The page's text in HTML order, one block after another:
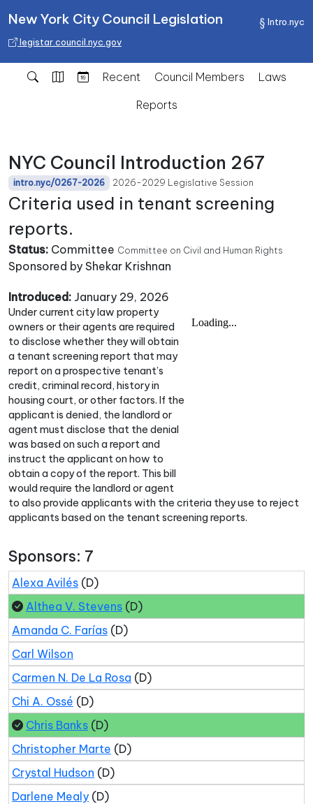
Intro.nyc
New York City Council Legislation
legistar.council.nyc.gov
Recent Council Members
Laws
Reports
NYC Council Introduction 267
intro.nyc/0267-2026 2026-2029 Legislative Session
Criteria used in tenant screening
reports.
Status: Committee Committee on Civil and Human Rights
Sponsored by Shekar Krishnan
Introduced: January 29, 2026
Under current city law property
owners or their agents are required
to disclose whether they will obtain
a tenant screening report that may
report on a prospective tenant’s
credit, criminal record, history in
housing court, or other factors. If the
applicant is denied, the landlord or
agent must disclose that the denial
was based on such a report and
instruct the applicant on how to
obtain a copy of the report. This bill
would require the landlord or agent
to also provide applicants with the criteria they use to reject
applicants based on the tenant screening reports.
Sponsors: 7
Alexa Avilés (D)
Althea V. Stevens (D)
Amanda C. Farías (D)
Carl Wilson
Carmen N. De La Rosa (D)
Chi A. Ossé (D)
Chris Banks (D)
Christopher Marte (D)
Crystal Hudson (D)
Darlene Mealy (D)